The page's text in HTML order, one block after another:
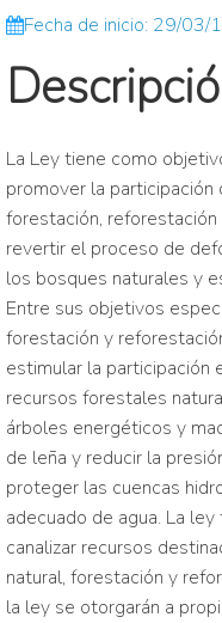
Fecha de inicio: 29/03/
La Ley tiene como
promover la
forestación,
revertir el proceso de
los bosques naturales y
Entre sus objetivos
forestación y
estimular la participación
recursos forestales
árboles energéticos y
de leña y reducir la
proteger las cuencas
adecuado de agua. La
canalizar recursos
natural, forestación y
la ley se otorgarán a